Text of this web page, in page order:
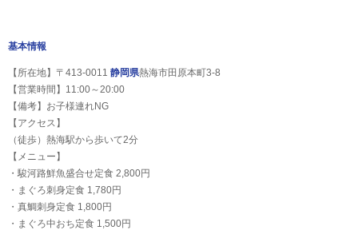
基本情報
【所在地】〒413-0011 静岡県熱海市田原本町3-8
【営業時間】11:00～20:00
【備考】お子様連れNG
【アクセス】
（徒歩）熱海駅から歩いて2分
【メニュー】
・駿河路鮮魚盛合せ定食 2,800円
・まぐろ刺身定食 1,780円
・真鯛刺身定食 1,800円
・まぐろ中おち定食 1,500円